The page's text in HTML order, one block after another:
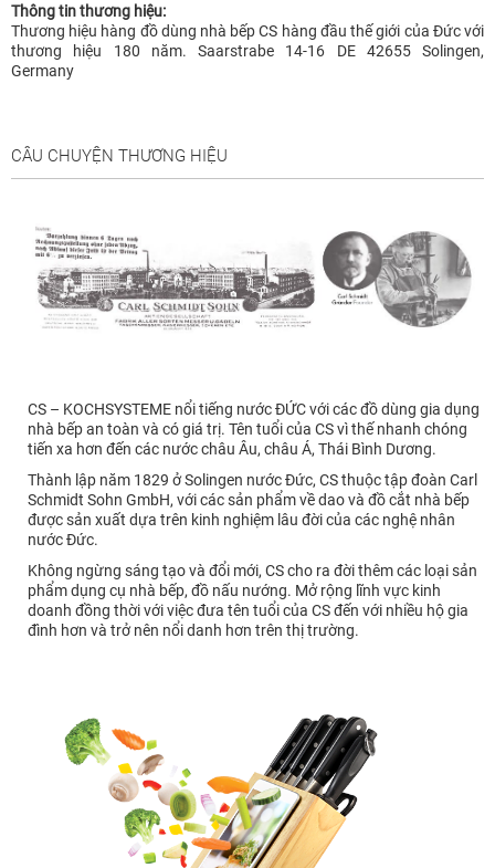
Thông tin thương hiệu:
Thương hiệu hàng đồ dùng nhà bếp CS hàng đầu thế giới của Đức với
thương hiệu 180 năm. Saarstrabe 14-16 DE 42655 Solingen,
Germany
CÂU CHUYỆN THƯƠNG HIỆU
CS – KOCHSYSTEME nổi tiếng nước ĐỨC với các đồ dùng gia dụng
nhà bếp an toàn và có giá trị. Tên tuổi của CS vì thế nhanh chóng
tiến xa hơn đến các nước châu Âu, châu Á, Thái Bình Dương.
Thành lập năm 1829 ở Solingen nước Đức, CS thuộc tập đoàn Carl
Schmidt Sohn GmbH, với các sản phẩm về dao và đồ cắt nhà bếp
được sản xuất dựa trên kinh nghiệm lâu đời của các nghệ nhân
nước Đức.
Không ngừng sáng tạo và đổi mới, CS cho ra đời thêm các loại sản
phẩm dụng cụ nhà bếp, đồ nấu nướng. Mở rộng lĩnh vực kinh
doanh đồng thời với việc đưa tên tuổi của CS đến với nhiều hộ gia
đình hơn và trở nên nổi danh hơn trên thị trường.